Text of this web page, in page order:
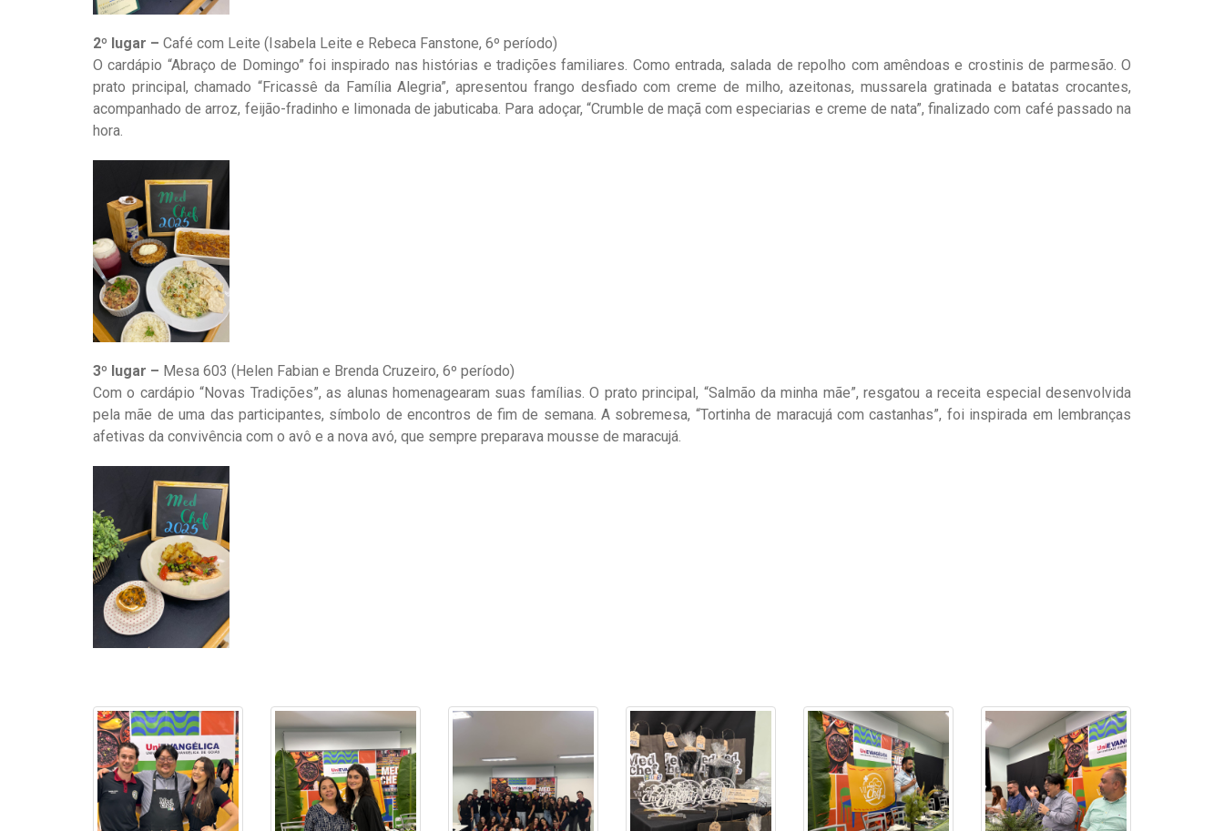
2º lugar – Café com Leite (Isabela Leite e Rebeca Fanstone, 6º período)
O cardápio “Abraço de Domingo” foi inspirado nas histórias e tradições familiares. Como entrada, salada de repolho com amêndoas e crostinis de parmesão. O
prato principal, chamado “Fricassê da Família Alegria”, apresentou frango desfiado com creme de milho, azeitonas, mussarela gratinada e batatas crocantes,
acompanhado de arroz, feijão-fradinho e limonada de jabuticaba. Para adoçar, “Crumble de maçã com especiarias e creme de nata”, finalizado com café passado na
hora.
3º lugar – Mesa 603 (Helen Fabian e Brenda Cruzeiro, 6º período)
Com o cardápio “Novas Tradições”, as alunas homenagearam suas famílias. O prato principal, “Salmão da minha mãe”, resgatou a receita especial desenvolvida
pela mãe de uma das participantes, símbolo de encontros de fim de semana. A sobremesa, “Tortinha de maracujá com castanhas”, foi inspirada em lembranças
afetivas da convivência com o avô e a nova avó, que sempre preparava mousse de maracujá.